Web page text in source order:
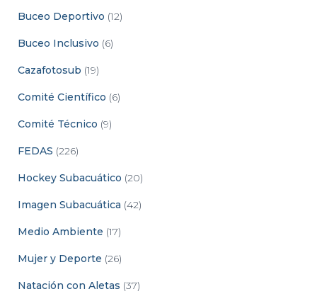
Buceo Deportivo (12)
Buceo Inclusivo (6)
Cazafotosub (19)
Comité Científico (6)
Comité Técnico (9)
FEDAS (226)
Hockey Subacuático (20)
Imagen Subacuática (42)
Medio Ambiente (17)
Mujer y Deporte (26)
Natación con Aletas (37)